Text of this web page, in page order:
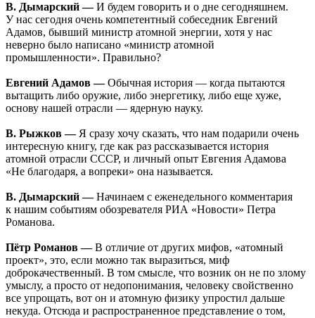
В. Дымарский —И будем говорить и о дне сегодняшнем.
У нас сегодня очень компетентный собеседник Евгений
Адамов, бывший министр атомной энергии, хотя у нас
неверно было написано «министр атомной
промышленности». Правильно?
Евгений Адамов —Обычная история — когда пытаются
вытащить либо оружие, либо энергетику, либо еще хуже,
основу нашей отрасли — ядерную науку.
В. Рыжков —Я сразу хочу сказать, что нам подарили очень
интересную книгу, где как раз рассказывается история
атомной отрасли СССР, и личный опыт Евгения Адамова
«Не благодаря, а вопреки» она называется.
В. Дымарский —Начинаем с еженедельного комментария
к нашим событиям обозревателя РИА «Новости» Петра
Романова.
Пётр Романов —В отличие от других мифов, «атомный
проект», это, если можно так выразиться, миф
доброкачественный. В том смысле, что возник он не по злому
умыслу, а просто от недопонимания, человеку свойственно
все упрощать, вот он и атомную физику упростил дальше
некуда. Отсюда и распространенное представление о том,